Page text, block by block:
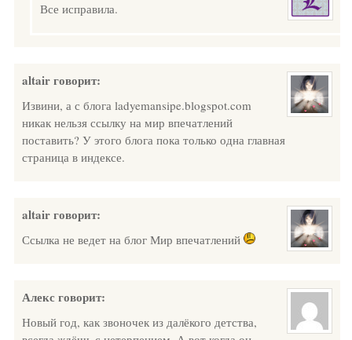
Все исправила.
altairговорит:
Извини, а с блога ladyemansipe.blogspot.com
никак нельзя ссылку на мир впечатлений
поставить? У этого блога пока только одна главная
страница в индексе.
altairговорит:
Ссылка не ведет на блог Мир впечатлений
Алекс говорит:
Новый год, как звоночек из далёкого детства,